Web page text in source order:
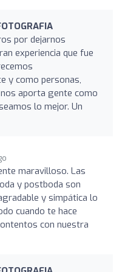
por dejarnos
experiencia que fue
y como personas,
aporta gente como
lo mejor. Un
maravilloso. Las
y postboda son
y simpática lo
cuando te hace
con nuestra